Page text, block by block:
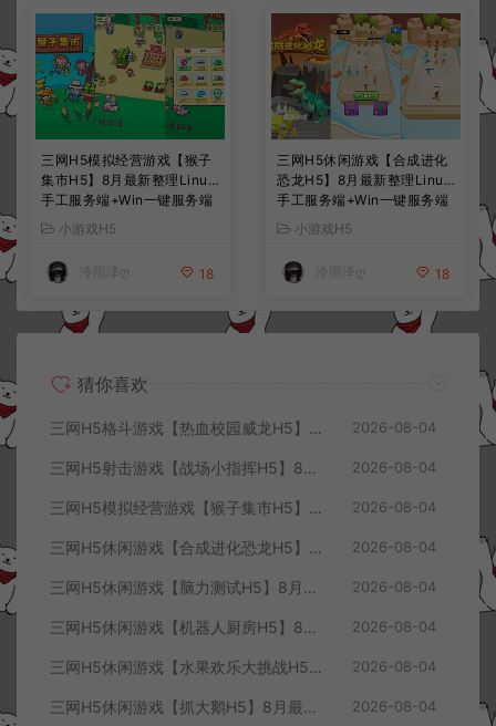
三网H5模拟经营游戏【猴子
集市H5】8月最新整理Linux
手工服务端+Win一键服务端
+解压即玩+简易安卓客户端
+详细搭建教程
小游戏H5
冷雨泽ღ 18
三网H5休闲游戏【合成进化
恐龙H5】8月最新整理Linux
手工服务端+Win一键服务端
+解压即玩+简易安卓客户端
+详细搭建教程
小游戏H5
冷雨泽ღ 18
猜你喜欢
三网H5格斗游戏【热血校园威龙H5】8月最新整理Linux手工服务端+Win一键服务端+解压即玩+简易安卓客户端+详细搭建教程 2026-08-04
三网H5射击游戏【战场小指挥H5】8月最新整理Linux手工服务端+Win一键服务端+解压即玩+简易安卓客户端+详细搭建教程 2026-08-04
三网H5模拟经营游戏【猴子集市H5】8月最新整理Linux手工服务端+Win一键服务端+解压即玩+简易安卓客户端+详细搭建教程 2026-08-04
三网H5休闲游戏【合成进化恐龙H5】8月最新整理Linux手工服务端+Win一键服务端+解压即玩+简易安卓客户端+详细搭建教程 2026-08-04
三网H5休闲游戏【脑力测试H5】8月最新整理Linux手工服务端+Win一键服务端+解压即玩+简易安卓客户端+详细搭建教程 2026-08-04
三网H5休闲游戏【机器人厨房H5】8月最新整理Linux手工服务端+Win一键服务端+解压即玩+简易安卓客户端+详细搭建教程 2026-08-04
三网H5休闲游戏【水果欢乐大挑战H5】8月最新整理Linux手工服务端+Win一键服务端+解压即玩+简易安卓客户端+详细搭建教程 2026-08-04
三网H5休闲游戏【抓大鹅H5】8月最新整理Linux手工服务端+Win一键服务端+解压即玩+简易安卓客户端+详细搭建教程 2026-08-04